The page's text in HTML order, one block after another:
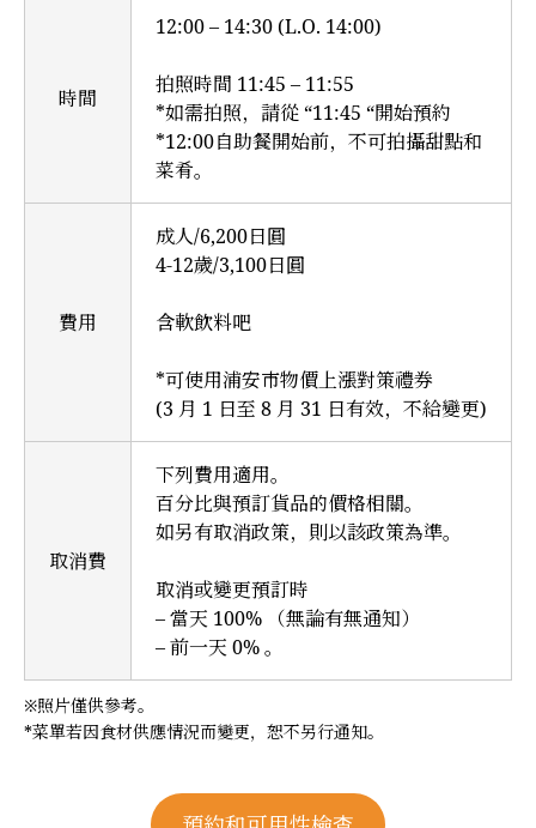
時間
12:00 – 14:30 (L.O. 14:00)
拍照時間 11:45 – 11:55
*如需拍照，請從 “11:45 “開始預約
*12:00自助餐開始前，不可拍攝甜點和
菜肴。
費用
成人/6,200日圓
4-12歲/3,100日圓
含軟飲料吧
*可使用浦安市物價上漲對策禮券
(3 月 1 日至 8 月 31 日有效，不給變更)
取消費
下列費用適用。
百分比與預訂貨品的價格相關。
如另有取消政策，則以該政策為準。
取消或變更預訂時
– 當天 100% （無論有無通知）
– 前一天 0% 。
※照片僅供參考。
*菜單若因食材供應情況而變更，恕不另行通知。